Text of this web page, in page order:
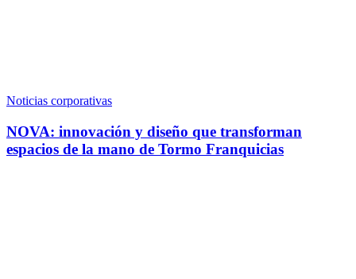
Noticias corporativas
NOVA: innovación y diseño que transforman
espacios de la mano de Tormo Franquicias